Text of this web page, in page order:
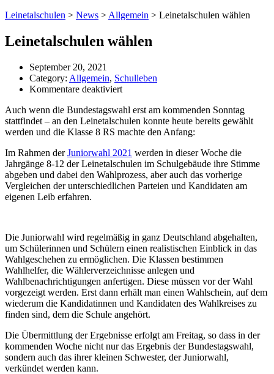
Leinetalschulen > News > Allgemein > Leinetalschulen wählen
Leinetalschulen wählen
September 20, 2021
Category: Allgemein, Schulleben
Kommentare deaktiviertfür
wählen
Auch wenn die Bundestagswahl erst am kommenden Sonntag
stattfindet – an den Leinetalschulen konnte heute bereits gewählt
werden und die Klasse 8 RS machte den Anfang:
Im Rahmen derJuniorwahl 2021 werden in dieser Woche die
Jahrgänge 8-12 der Leinetalschulen im Schulgebäude ihre Stimme
abgeben und dabei den Wahlprozess, aber auch das vorherige
Vergleichen der unterschiedlichen Parteien und Kandidaten am
eigenen Leib erfahren.
Die Juniorwahl wird regelmäßig in ganz Deutschland abgehalten,
um Schülerinnen und Schülern einen realistischen Einblick in das
Wahlgeschehen zu ermöglichen. Die Klassen bestimmen
Wahlhelfer, die Wählerverzeichnisse anlegen und
Wahlbenachrichtigungen anfertigen. Diese müssen vor der Wahl
vorgezeigt werden. Erst dann erhält man einen Wahlschein, auf dem
wiederum die Kandidatinnen und Kandidaten des Wahlkreises zu
finden sind, dem die Schule angehört.
Die Übermittlung der Ergebnisse erfolgt am Freitag, so dass in der
kommenden Woche nicht nur das Ergebnis der Bundestagswahl,
sondern auch das ihrer kleinen Schwester, der Juniorwahl,
verkündet werden kann.